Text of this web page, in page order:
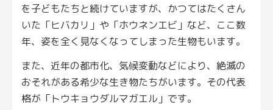
を子どもたちと続けていますが、かつてはたくさん
いた「ヒバカリ」や「ホウネンエビ」など、ここ数
年、姿を全く見なくなってしまった生物もいます。
また、近年の都市化、気候変動などにより、絶滅の
おそれがある希少な生き物たちがいます。その代表
格が「トウキョウダルマガエル」です。